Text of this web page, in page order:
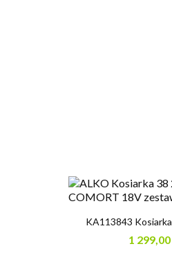
KA113843
1 299,00